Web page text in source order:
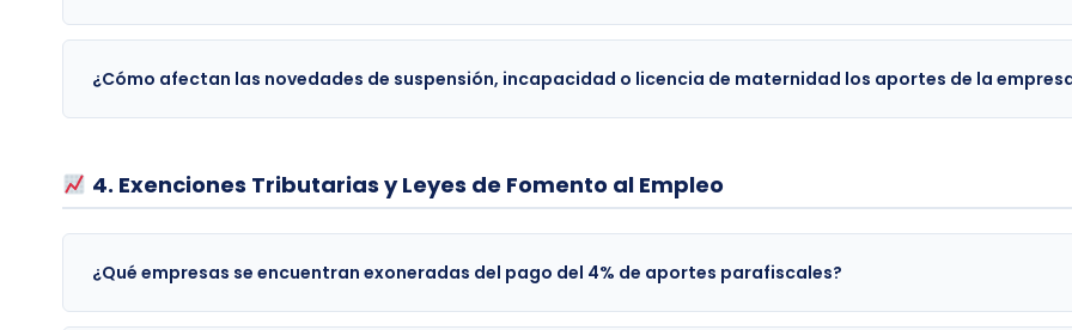
¿Cómo afectan las novedades de suspensión, incapacidad o licencia de maternidad los aportes de la
4. Exenciones Tributarias y Leyes de Fomento al Empleo
¿Qué empresas se encuentran exoneradas del pago del 4% de aportes parafiscales?